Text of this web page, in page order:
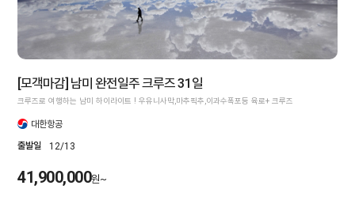
[모객마감] 남미 완전일주 크루즈 31일
크루즈로 여행하는 남미 하이라이트 ! 우유니사막,마추픽추,이과수폭포등 육로+ 크루즈
대한항공
출발일
12/13
41,900,000원~